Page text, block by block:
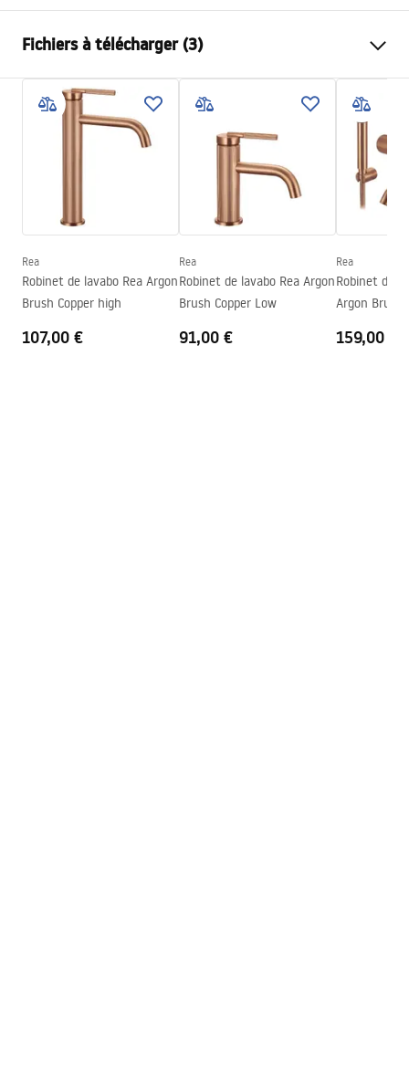
Méthode de montage
Couleur
Acier inoxydable
Type de bec
Fixe
Laiton
145mm
295
Technologie du revêtement
PVD
Diamètre de raccordement
Modèle
JS-B348-1N
Fichiers à télécharger (3)
Conditions de garantie
Warranty_Terms_and_Conditions_Faucets_-_5.pdf
Informations de sécurité
Safety_Information_Faucets.pdf
Rea
Robinet de lavabo Rea Argon
Brush Copper high
107,00 €
Rea
Robinet de lavabo Rea Argon
Brush Copper Low
91,00 €
Rea
Robinet de
Argon Brush
159,00 €